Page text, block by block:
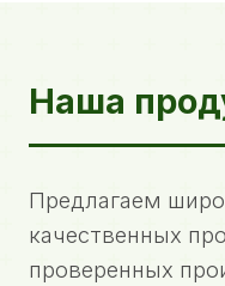
Наша
Предлагаем
качественных
проверенных